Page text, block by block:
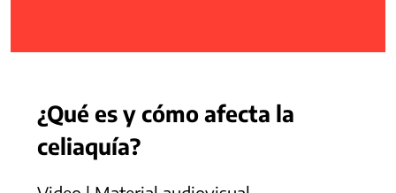
¿Qué es y cómo afecta la
celiaquía?